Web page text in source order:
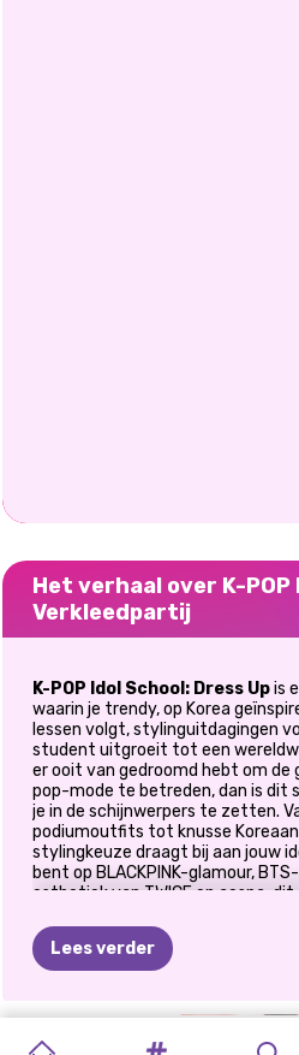
Het verhaal over K-POP
Verkleedpartij
K-POP Idol School: Dress Upis
waarin je trendy, op Korea
lessen volgt, stylinguitdagingen
student uitgroeit tot een
er ooit van gedroomd hebt om de
pop-mode te betreden, dan is dit
je in de schijnwerpers te zetten.
podiumoutfits tot knusse
stylingkeuze draagt bij aan jouw
bent op BLACKPINK-glamour,
esthetiek van TWICE en aespa,
🌟 Word het ultieme
Je carrière als idool begint op de
Lees verder
KLEURBOEK:
BLACKPINK
K-POP